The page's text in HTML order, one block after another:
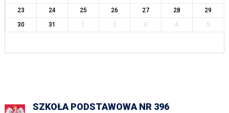
23
24 25 26 27 28
29
30
31 1 2 3 4 5
SZKOŁA PODSTAWOWA NR 396